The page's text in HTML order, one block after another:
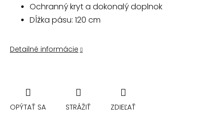
Ochranný kryt a dokonalý doplnok
Dĺžka pásu: 120 cm
Detailné informácie
OPÝTAŤ SA STRÁŽIŤ ZDIEĽAŤ